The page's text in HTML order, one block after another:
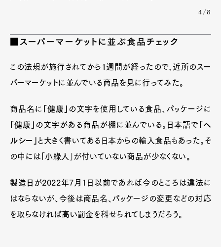
4/8
■スーパーマーケットに並ぶ食品チェック
この法規が施行されてから1週間が経ったので、近所のスー
パーマーケットに並んでいる商品を見に行ってみた。
商品名に 「健康」
の文字を使用している食品、パッケージに
「健康」
の文字がある商品が棚に並んでいる。日本語で 「ヘ
ルシー」 と大きく書いてある日本からの輸入食品もあった。そ
の中には「小綠人」が付いていない商品が少なくない。
製造日が2022年7月1日以前であれば今のところは違法に
はならないが、今後は商品名、パッケージの変更などの対応
を取らなければ高い罰金を科せられてしまうだろう。